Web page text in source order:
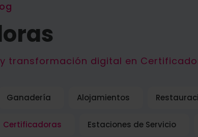
transformación digital en
Ganadería Alojamientos
Certificadoras Estaciones de Servicio